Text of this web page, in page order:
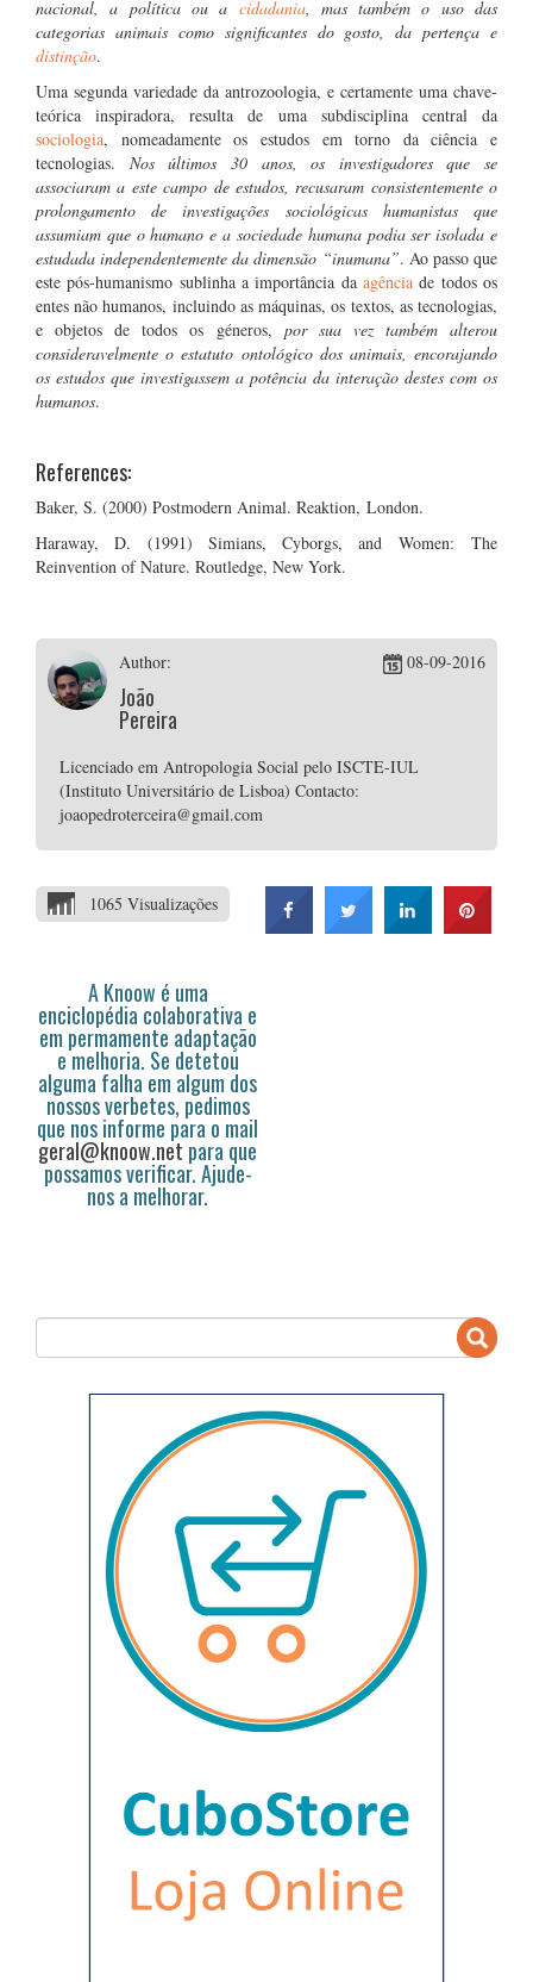
nacional, a política ou a cidadania, mas também o uso das
categorias animais como significantes do gosto, da pertença e
distinção.
Uma segunda variedade da antrozoologia, e certamente uma chave-
teórica inspiradora, resulta de uma subdisciplina central da
sociologia, nomeadamente os estudos em torno da ciência e
tecnologias. Nos últimos 30 anos, os investigadores que se
associaram a este campo de estudos, recusaram consistentemente o
prolongamento de investigações sociológicas humanistas que
assumiam que o humano e a sociedade humana podia ser isolada e
estudada independentemente da dimensão “inumana”. Ao passo que
este pós-humanismo sublinha a importância da agência de todos os
entes não humanos, incluindo as máquinas, os textos, as tecnologias,
e objetos de todos os géneros, por sua vez também alterou
consideravelmente o estatuto ontológico dos animais, encorajando
os estudos que investigassem a potência da interação destes com os
humanos.
References:
Baker, S. (2000) Postmodern Animal. Reaktion, London.
Haraway, D. (1991) Simians, Cyborgs, and Women: The
Reinvention of Nature. Routledge, New York.
Author:
João
Pereira
08-09-2016
Licenciado em Antropologia Social pelo ISCTE-IUL
(Instituto Universitário de Lisboa) Contacto:
joaopedroterceira@gmail.com
1065 Visualizações
A Knoow é uma
enciclopédia colaborativa e
em permamente adaptação
e melhoria. Se detetou
alguma falha em algum dos
nossos verbetes, pedimos
que nos informe para o mail
geral@knoow.net para que
possamos verificar. Ajude-
nos a melhorar.